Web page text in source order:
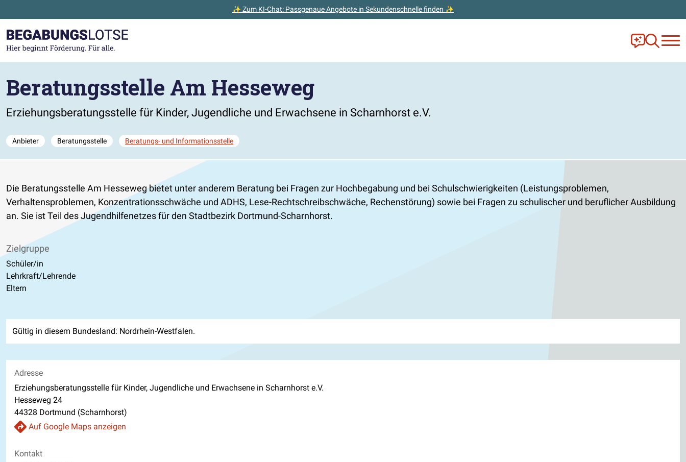
✨ Zum KI-Chat: Passgenaue Angebote in Sekundenschnelle finden ✨
Zur Startseite gehen
Frag Ella!
Zur
Beratungsstelle Am Hesseweg
Erziehungsberatungsstelle für Kinder, Jugendliche und Erwachsene in Scharnhorst e.V.
Anbieter Beratungsstelle Beratungs- und Informationsstelle
Die Beratungsstelle Am Hesseweg bietet unter anderem Beratung bei Fragen zur Hochbegabung und bei Schulschwierigkeiten (Leistungsproblemen,
Verhaltensproblemen, Konzentrationsschwäche und ADHS, Lese-Rechtschreibschwäche, Rechenstörung) sowie bei Fragen zu schulischer und beruflicher Ausbildung
an. Sie ist Teil des Jugendhilfenetzes für den Stadtbezirk Dortmund-Scharnhorst.
Zielgruppe
Schüler/in
Lehrkraft/Lehrende
Eltern
Gültig in diesem Bundesland: Nordrhein-Westfalen.
Adresse
Erziehungsberatungsstelle für Kinder, Jugendliche und Erwachsene in Scharnhorst e.V.
Hesseweg 24
44328 Dortmund (Scharnhorst)
Auf Google Maps anzeigen
Kontakt